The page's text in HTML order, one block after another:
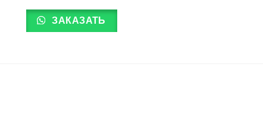
6,500 ₸
–
8,500 ₸
товар
имеет
ЗАКАЗАТЬ